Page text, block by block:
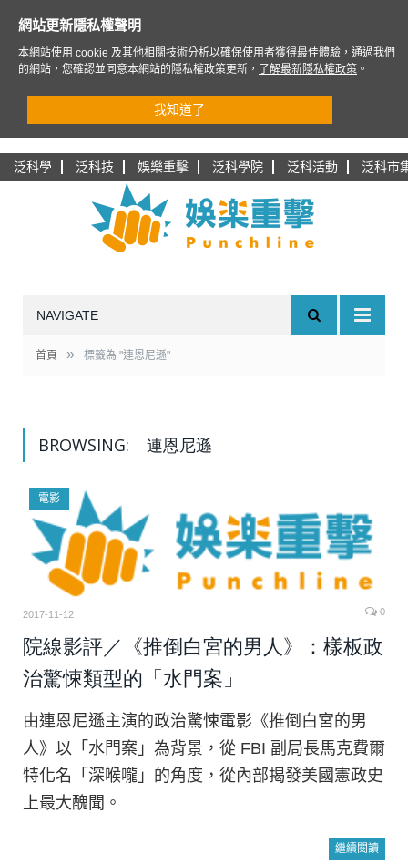
泛科學 泛科技 娛樂重擊 泛科學院 泛科活動 泛科市
NAVIGATE
首頁 » 標籤為 "連恩尼遜"
BROWSING: 連恩尼遜
電影
2017-11-12 0
院線影評／《推倒白宮的男人》：樣板政
治驚悚類型的「水門案」
由連恩尼遜主演的政治驚悚電影《推倒白宮的男
人》以「水門案」為背景，從 FBI 副局長馬克費爾
特化名「深喉嚨」的角度，從內部揭發美國憲政史
上最大醜聞。
繼續閱讀
網站更新隱私權聲明
本網站使用 cookie 及其他相關技術分析以確保使用者獲得最佳體驗，通過我們
的網站，您確認並同意本網站的隱私權政策更新，
了解最新隱私權政策 。
我知道了